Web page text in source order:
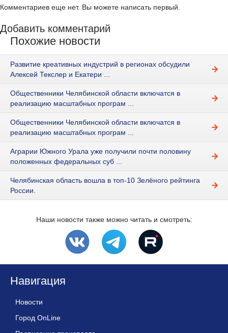
Комментариев еще нет. Вы можете написать первый.
Добавить комментарий
Похожие новости
Развитие креативных индустрий в регионах обсудили
Алексей Текслер и Екатери ...
Общественники Челябинской области включатся в
реализацию масштабных програм ...
Общественники Челябинской области включатся в
реализацию масштабных програм ...
Аграрии Южного Урала уже получили почти половину
положенных федеральных суб ...
Челябинская область вошла в топ-10 Зелёного рейтинга
России.
Наши новости также можно читать и смотреть:
Навигация
Новости
Город OnLine